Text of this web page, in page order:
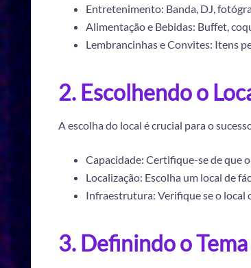
Entretenimento: Banda, DJ,
Alimentação e Bebidas: Buffet,
Lembrancinhas e Convites: Itens
2. Escolhendo o
A escolha do local é crucial para o
Capacidade: Certifique-se de que
Localização: Escolha um local de
Infraestrutura: Verifique se o local
3. Definindo o